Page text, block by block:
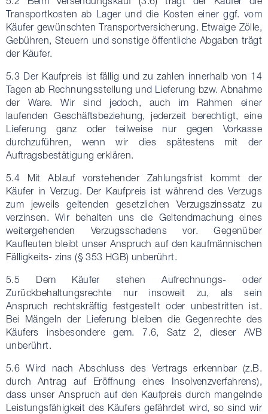
Transportkosten ab Lager und die Kosten einer ggf. vom
Käufer gewünschten Transportversicherung. Etwaige Zölle,
Gebühren, Steuern und sonstige öffentliche Abgaben trägt
der Käufer.
5.3 Der Kaufpreis ist fällig und zu zahlen innerhalb von 14
Tagen ab Rechnungsstellung und Lieferung bzw. Abnahme
der Ware. Wir sind jedoch, auch im Rahmen einer
laufenden Geschäftsbeziehung, jederzeit berechtigt, eine
Lieferung ganz oder teilweise nur gegen Vorkasse
durchzuführen, wenn wir dies spätestens mit der
Auftragsbestätigung erklären.
5.4 Mit Ablauf vorstehender Zahlungsfrist kommt der
Käufer in Verzug. Der Kaufpreis ist während des Verzugs
zum jeweils geltenden gesetzlichen Verzugszinssatz zu
verzinsen. Wir behalten uns die Geltendmachung eines
weitergehenden Verzugsschadens vor. Gegenüber
Kaufleuten bleibt unser Anspruch auf den kaufmännischen
Fälligkeits- zins (§ 353 HGB) unberührt.
5.5 Dem Käufer stehen Aufrechnungs- oder
Zurückbehaltungsrechte nur insoweit zu, als sein
Anspruch rechtskräftig festgestellt oder unbestritten ist.
Bei Mängeln der Lieferung bleiben die Gegenrechte des
Käufers insbesondere gem. 7.6, Satz 2, dieser AVB
unberührt.
5.6 Wird nach Abschluss des Vertrags erkennbar (z.B.
durch Antrag auf Eröffnung eines Insolvenzverfahrens),
dass unser Anspruch auf den Kaufpreis durch mangelnde
Leistungsfähigkeit des Käufers gefährdet wird, so sind wir